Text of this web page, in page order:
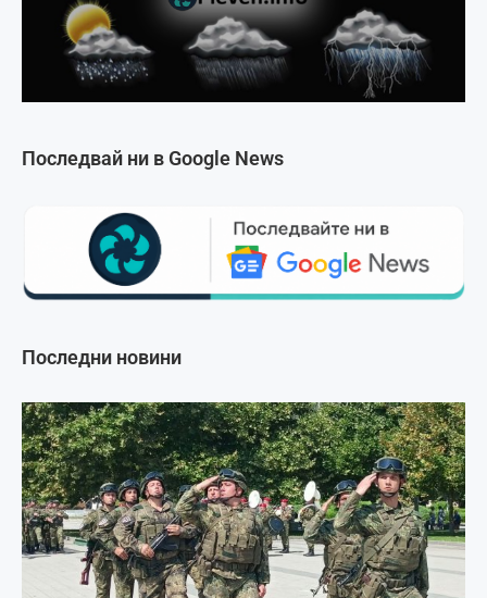
Последвай ни в Google News
Последни новини